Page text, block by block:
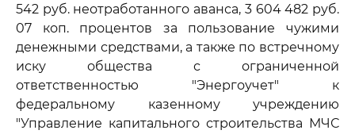
542 руб. неотработанного аванса, 3 604 482 руб.
07 коп. процентов за пользование чужими
денежными средствами, а также по встречному
иску общества с ограниченной
ответственностью "Энергоучет" к
федеральному казенному учреждению
"Управление капитального строительства МЧС